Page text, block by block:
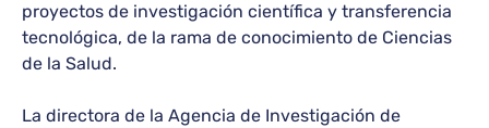
proyectos de investigación científica y transferencia
tecnológica, de la rama de conocimiento de Ciencias
de la Salud.
La directora de la Agencia de Investigación de